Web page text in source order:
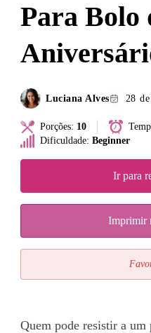
Para Bolo
Luciana Alves 28
Porções: 10
Dificuldade: Beginner
Ir para
Imprimir
Quem pode resistir a um